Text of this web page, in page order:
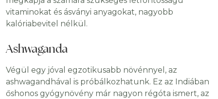
vitaminokat és ásványi anyagokat, nagyobb
kalóriabevitel nélkül.
Ashwaganda
Végül egy jóval egzotikusabb növénnyel, az
ashwagandhával is próbálkozhatunk. Ez az Indiában
őshonos gyógynövény már nagyon régóta ismert, az